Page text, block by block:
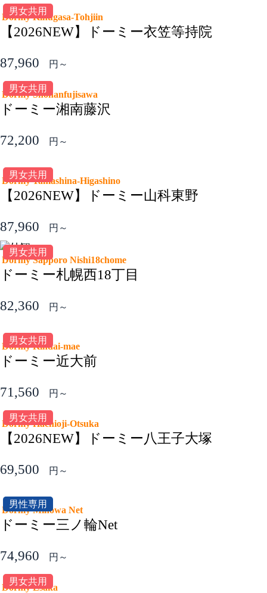
男女共用
Dormy Kinugasa-Tohjiin
【2026NEW】ドーミー衣笠等持院
87,960 円～
男女共用
Dormy Shonanfujisawa
ドーミー湘南藤沢
72,200 円～
男女共用
Dormy Yamashina-Higashino
【2026NEW】ドーミー山科東野
87,960 円～
男女共用
Dormy Sapporo Nishi18chome
ドーミー札幌西18丁目
82,360 円～
男女共用
Dormy Kindai-mae
ドーミー近大前
71,560 円～
男女共用
Dormy Hachioji-Otsuka
【2026NEW】ドーミー八王子大塚
69,500 円～
男性専用
Dormy Minowa Net
ドーミー三ノ輪Net
74,960 円～
男女共用
Dormy Esaka